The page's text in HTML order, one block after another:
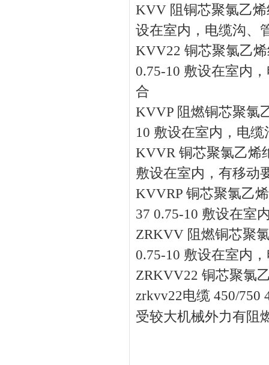
KVV 阻铜芯聚氯乙烯
设在室内，电缆沟、
KVV22 铜芯聚氯乙
0.75-10 敷设在室内
合
KVVP 阻燃铜芯聚氯
10 敷设在室内，电
KVVR 铜芯聚氯乙烯
敷设在室内，有移动
KVVRP 铜芯聚氯乙
37 0.75-10 敷设在室
ZRKVV 阻燃铜芯聚
0.75-10 敷设在室内
ZRKVV22 铜芯聚氯
zrkvv22电缆 450/750
受较大机械外力有阻